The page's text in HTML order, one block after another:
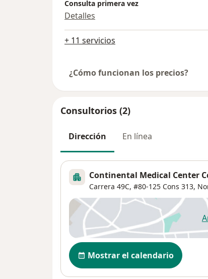
Consulta primera vez
Detalles
+ 11 servicios
¿Cómo funcionan los precios?
Consultorios (2)
Dirección En línea
Continental Medical Center
Carrera 49C, #80-125 Cons 313,
Disponibilidad
Mostrar el calendario